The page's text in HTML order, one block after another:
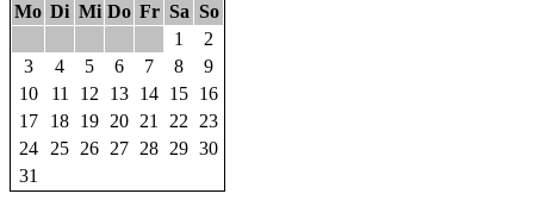
Mo Di Mi Do Fr Sa So
1
2
3
4 5 6 7 8
9
10
11 12 13 14 15 16
17
18 19 20 21 22
23
24
25 26 27 28 29 30
31